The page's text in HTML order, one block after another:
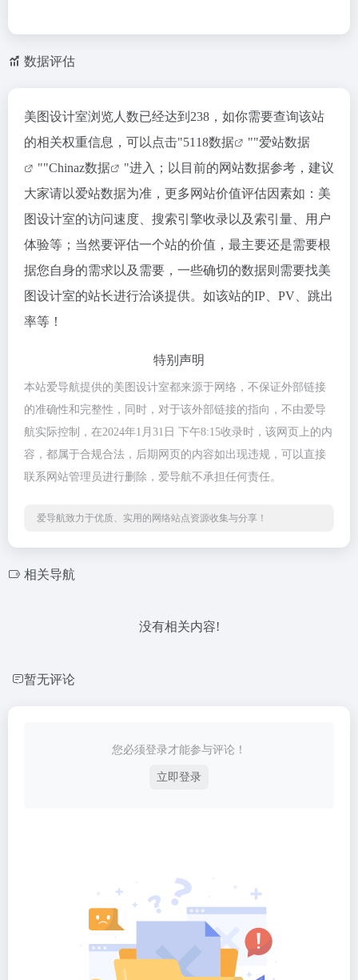
数据评估
美图设计室浏览人数已经达到238，如你需要查询该站
的相关权重信息，可以点击"5118数据 ""爱站数据
""Chinaz数据
"进入；以目前的网站数据参考，建议
大家请以爱站数据为准，更多网站价值评估因素如：美
图设计室的访问速度、搜索引擎收录以及索引量、用户
体验等；当然要评估一个站的价值，最主要还是需要根
据您自身的需求以及需要，一些确切的数据则需要找美
图设计室的站长进行洽谈提供。如该站的IP、PV、跳出
率等！
特别声明
本站爱导航提供的美图设计室都来源于网络，不保证外部链接
的准确性和完整性，同时，对于该外部链接的指向，不由爱导
航实际控制，在2024年1月31日 下午8:15收录时，该网页上的内
容，都属于合规合法，后期网页的内容如出现违规，可以直接
联系网站管理员进行删除，爱导航不承担任何责任。
爱导航致力于优质、实用的网络站点资源收集与分享！
相关导航
没有相关内容!
暂无评论
您必须登录才能参与评论！
立即登录